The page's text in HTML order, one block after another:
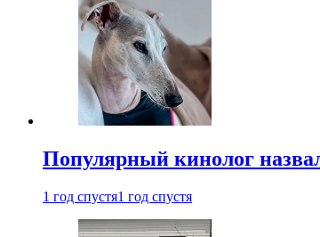
Популярный кинолог
1 год спустя1 год спустя